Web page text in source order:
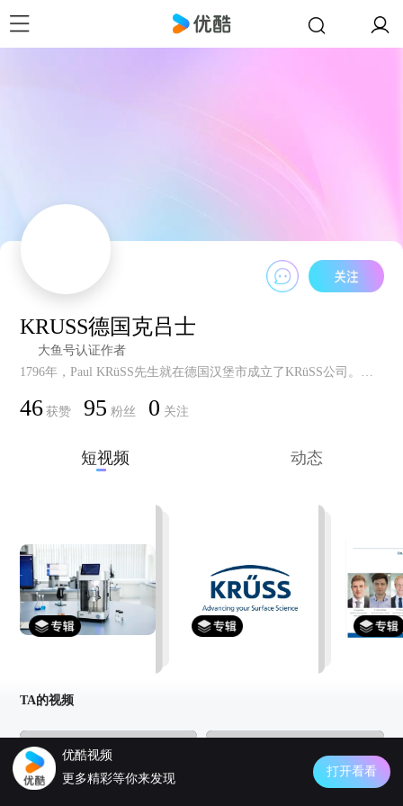
KRUSS德国克吕士
大鱼号认证作者
1796年，Paul KRüSS先生就在德国汉堡市成立了KRüSS公司。近60年来，KRüSS公司放弃了所有其他产品，致力于表界面领域测量技术和设备的创新，开发了世界上第一款全自动表面张力仪，第一款全自动接触角测量仪，使之成为全球市场表界面研究和检测的国际标准。今天我们仍满怀热情，坚持不懈地将最新技术融入新一代的产品中，为全球客户提供世界级的产品，销售和售后服务。KRüSS始终确保您紧跟科学发展的步伐！目前，KRüSS已于2015年底正式成立中国子公司-克吕士科学仪器（上海）有限公司，专注为中国客户提供最优质的产品和服务！
46 获赞 95 粉丝 0 关注
短视频 动态
TA的视频
优酷视频
更多精彩等你来发现
打开看看